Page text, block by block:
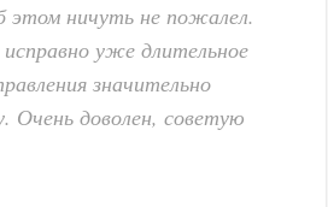
этом ничуть не пожалел.
уже длительное
значительно
Очень доволен, советую